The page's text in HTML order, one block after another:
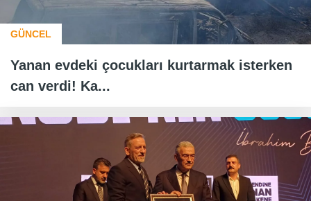
GÜNCEL
Yanan evdeki çocukları kurtarmak isterken
can verdi! Ka...